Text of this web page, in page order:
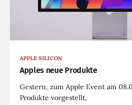
APPLE SILICON
Apples neue Produkte
Gestern, zum Apple Event am
Produkte vorgestellt,